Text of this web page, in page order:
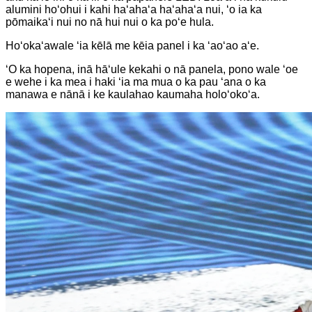
alumini hoʻohui i kahi haʻahaʻa haʻahaʻa nui, ʻo ia ka
pōmaikaʻi nui no nā hui nui o ka poʻe hula.
Hoʻokaʻawale ʻia kēlā me kēia panel i ka ʻaoʻao aʻe.
ʻO ka hopena, inā hāʻule kekahi o nā panela, pono wale ʻoe
e wehe i ka mea i haki ʻia ma mua o ka pau ʻana o ka
manawa e nānā i ke kaulahao kaumaha holoʻokoʻa.